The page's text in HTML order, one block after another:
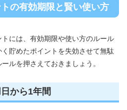
の有効期限と賢い使い方
には、有効期限や使い方のルール
貯めたポイントを失効させて無駄
ルを押さえておきましょう。
から1年間